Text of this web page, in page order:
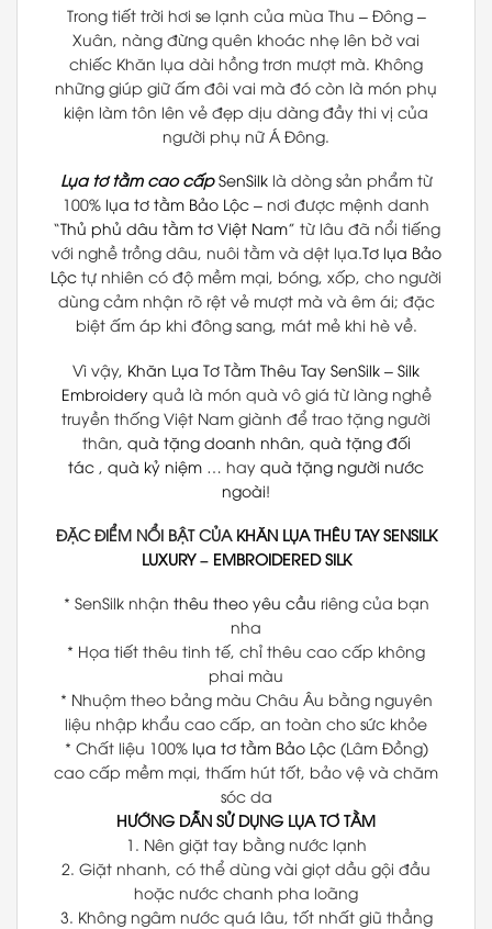
Trong tiết trời hơi se lạnh của mùa Thu – Đông –
Xuân, nàng đừng quên khoác nhẹ lên bờ vai
chiếc Khăn lụa dài hồng trơn mượt mà. Không
những giúp giữ ấm đôi vai mà đó còn là món phụ
kiện làm tôn lên vẻ đẹp dịu dàng đầy thi vị của
người phụ nữ Á Đông.
Lụa tơ tằm cao cấp SenSilklà dòng sản phẩm từ
100% lụa tơ tằm Bảo Lộc – nơi được mệnh danh
“Thủ phủ dâu tằm tơ Việt Nam” từ lâu đã nổi tiếng
với nghề trồng dâu, nuôi tằm và dệt lụa.Tơ lụa Bảo
Lộc tự nhiên có độ mềm mại, bóng, xốp, cho người
dùng cảm nhận rõ rệt vẻ mượt mà và êm ái; đặc
biệt ấm áp khi đông sang, mát mẻ khi hè về.
Vì vậy, Khăn Lụa Tơ Tằm Thêu Tay SenSilk – Silk
Embroideryquả là món quà vô giá từ làng nghề
truyền thống Việt Nam giành để trao tặng người
thân, quà tặng doanh nhân quà tặng đối
tác
quà kỷ niệm … hay quà tặng người nước
ngoài!
ĐẶC ĐIỂM NỔI BẬT CỦA KHĂN LỤA THÊU TAY SENSILK
LUXURY– EMBROIDERED SILK
* SenSilk nhận thêu theo yêu cầu riêng của bạn
nha
* Họa tiết thêu tinh tế, chỉ thêu cao cấp không
phai màu
* Nhuộm theo bảng màu Châu Âu bằng nguyên
liệu nhập khẩu cao cấp, an toàn cho sức khỏe
* Chất liệu 100% lụa tơ tằm Bảo Lộc(Lâm Đồng)
cao cấp mềm mại, thấm hút tốt, bảo vệ và chăm
sóc da
HƯỚNG DẪN SỬ DỤNG LỤA TƠ TẰM
1. Nên giặt tay bằng nước lạnh
2. Giặt nhanh, có thể dùng vài giọt dầu gội đầu
hoặc nước chanh pha loãng
3. Không ngâm nước quá lâu, tốt nhất giũ thẳng